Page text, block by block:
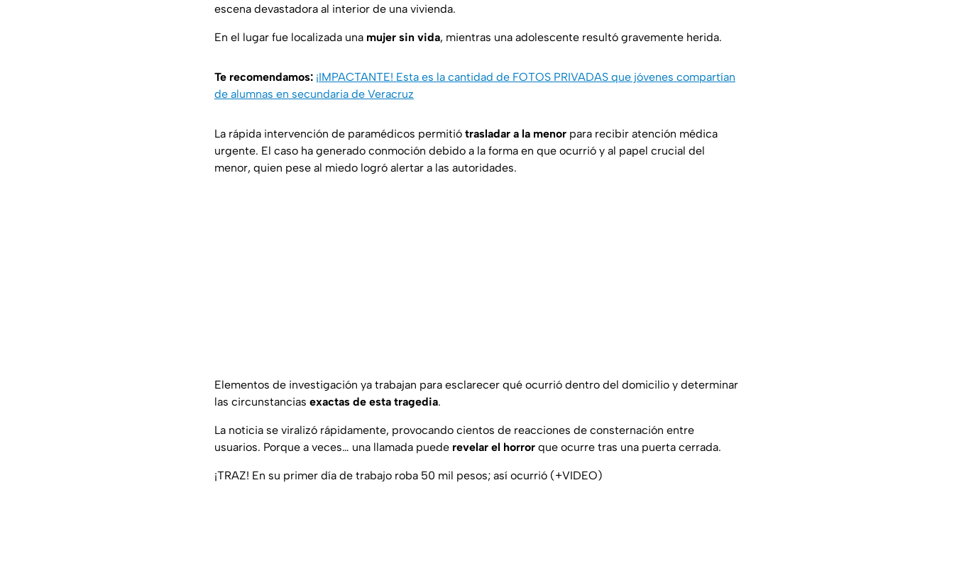
escena devastadora al interior de una vivienda.
En el lugar fue localizada una mujer sin vida, mientras una adolescente resultó gravemente herida.
Te recomendamos: ¡IMPACTANTE! Esta es la cantidad de FOTOS PRIVADAS que jóvenes compartían
de alumnas en secundaria de Veracruz
La rápida intervención de paramédicos permitió trasladar a la menor para recibir atención médica
urgente. El caso ha generado conmoción debido a la forma en que ocurrió y al papel crucial del
menor, quien pese al miedo logró alertar a las autoridades.
Elementos de investigación ya trabajan para esclarecer qué ocurrió dentro del domicilio y determinar
las circunstancias exactas de esta tragedia.
La noticia se viralizó rápidamente, provocando cientos de reacciones de consternación entre
usuarios. Porque a veces… una llamada puede revelar el horror que ocurre tras una puerta cerrada.
¡TRAZ! En su primer día de trabajo roba 50 mil pesos; así ocurrió (+VIDEO)